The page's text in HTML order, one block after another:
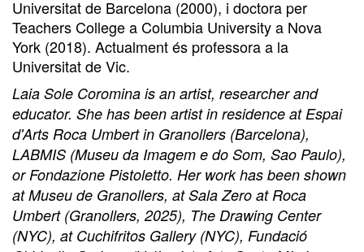
Universitat de Barcelona (2000), i doctora per
Teachers College a Columbia University a Nova
York (2018). Actualment és professora a la
Universitat de Vic.
Laia Sole Coromina is an artist, researcher and
educator. She has been artist in residence at Espai
d'Arts Roca Umbert in Granollers (Barcelona),
LABMIS (Museu da Imagem e do Som, Sao Paulo),
or Fondazione Pistoletto. Her work has been shown
at Museu de Granollers, at Sala Zero at Roca
Umbert (Granollers, 2025), The Drawing Center
(NYC), at Cuchifritos Gallery (NYC), Fundació